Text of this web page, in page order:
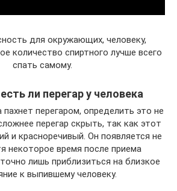
для окружающих, человеку,
количество спиртного лучше всего
спать самому.
ли перегар у человека
перегаром, определить это не
перегар скрыть, так как этот
и красноречивый. Он появляется не
некоторое время после приема
лишь приблизиться на близкое
к выпившему человеку.